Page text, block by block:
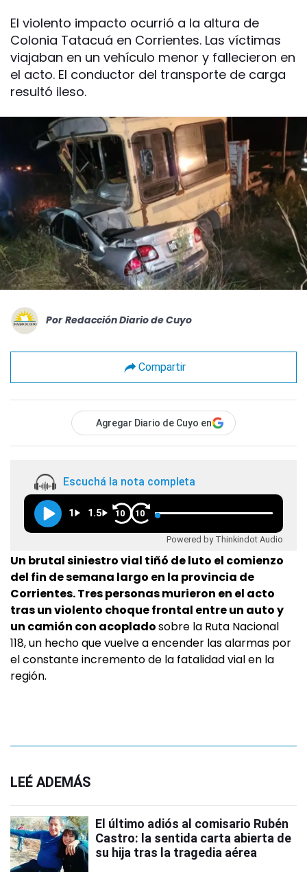
El violento impacto ocurrió a la altura de
Colonia Tatacuá en Corrientes. Las víctimas
viajaban en un vehículo menor y fallecieron en
el acto. El conductor del transporte de carga
resultó ileso.
Por Redacción Diario de Cuyo
Compartir
Agregar Diario de Cuyo en
Escuchá la nota completa
1 1.5 10 10
Powered by Thinkindot Audio
Un brutal siniestro vial tiñó de luto el comienzo
del fin de semana largo en la provincia de
Corrientes. Tres personas murieron en el acto
tras un violento choque frontal entre un auto y
un camión con acopladosobre la Ruta Nacional
118, un hecho que vuelve a encender las alarmas por
el constante incremento de la fatalidad vial en la
región.
LEÉ ADEMÁS
El último adiós al comisario Rubén
Castro: la sentida carta abierta de
su hija tras la tragedia aérea